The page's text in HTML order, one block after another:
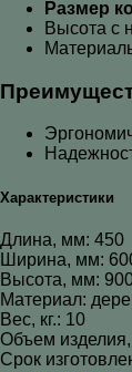
Размер
Высота с
Характеристики
Длина, мм: 450
Ширина, мм:
Высота, мм:
Материал:
Вес, кг.: 10
Объем изделия,
Срок